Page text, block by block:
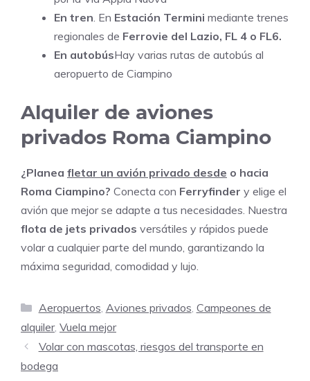
En tren . En Estación Termini mediante trenes
regionales de Ferrovie del Lazio, FL 4 o FL6.
En autobúsHay varias rutas de autobús al
aeropuerto de Ciampino
Alquiler de aviones
privados Roma Ciampino
¿Planea fletar un avión privado desde o hacia
Roma Ciampino? Conecta con Ferryfinder y elige el
avión que mejor se adapte a tus necesidades. Nuestra
flota de jets privados versátiles y rápidos puede
volar a cualquier parte del mundo, garantizando la
máxima seguridad, comodidad y lujo.
Categorías
Aeropuertos Aviones privados Campeones de
alquiler, Vuela mejor
Volar con mascotas, riesgos del transporte en
bodega